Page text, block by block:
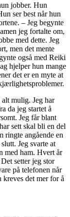
jobber. Hun
ser best når hun
– Jeg begynte
jeg fortalte om,
med dette. Jeg
men det mente
også med Reiki
hjelper hun mange
det er en myte at
mulig. Jeg har
da jeg startet å
Jeg får blant
sett skal bli en del
ringte angående en
Jeg svarte at
med ham. Hvert år
setter jeg stor
på telefonen når
kreves det mer for å